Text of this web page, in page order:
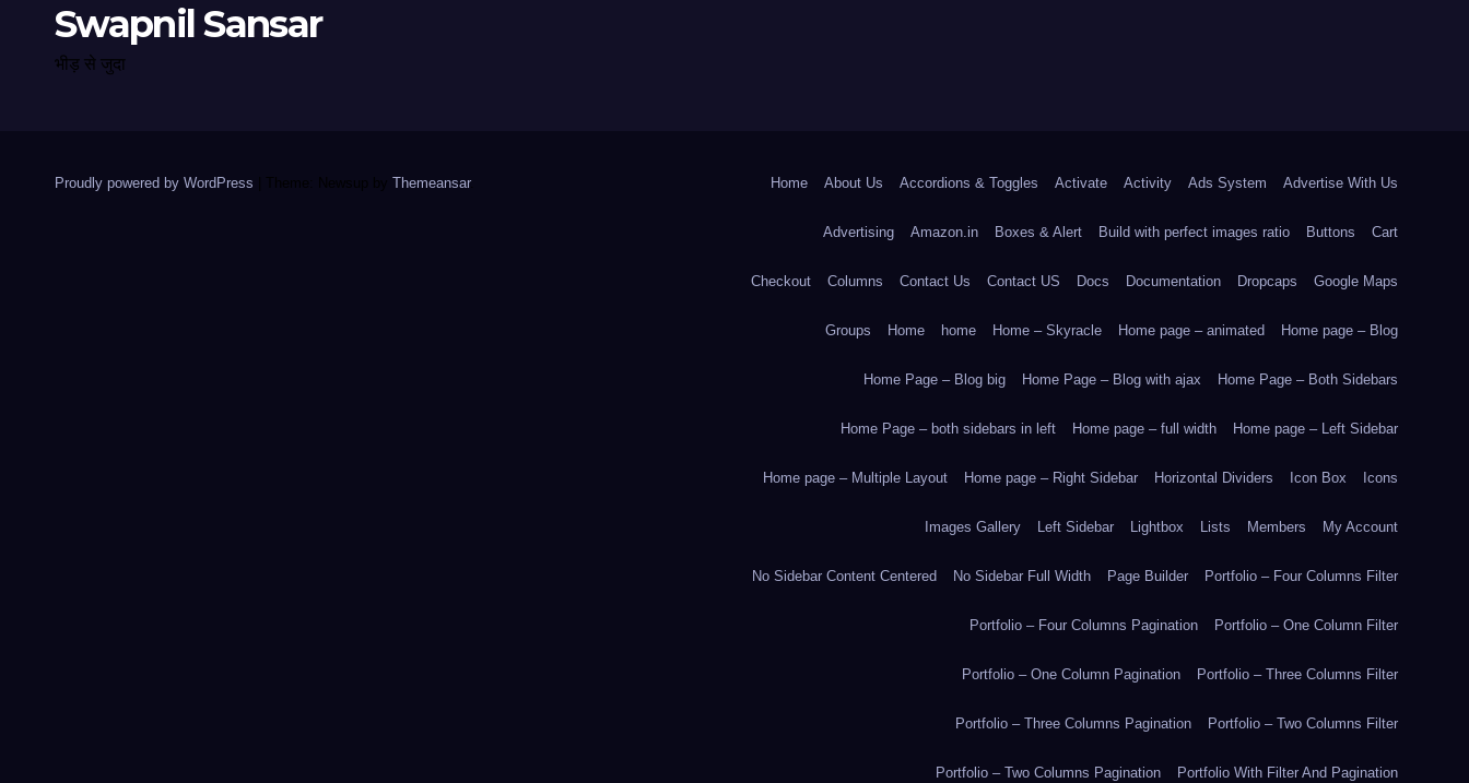
Swapnil Sansar
भीड़ से जुदा
Proudly powered by WordPress Theme: Newsup by Themeansar. Home About Us Accordions & Toggles Activate Activity Ads System Advertise With Us
Advertising Amazon.in Boxes & Alert Build with perfect images ratio Buttons Cart
Checkout Columns Contact Us Contact US Docs Documentation Dropcaps Google Maps
Groups Home home Home – Skyracle Home page – animated Home page – Blog
Home Page – Blog big Home Page – Blog with ajax Home Page – Both Sidebars
Home Page – both sidebars in left Home page – full width Home page – Left Sidebar
Home page – Multiple Layout Home page – Right Sidebar Horizontal Dividers Icon Box Icons
Images Gallery Left Sidebar Lightbox Lists Members My Account
No Sidebar Content Centered No Sidebar Full Width Page Builder Portfolio – Four Columns Filter
Portfolio – Four Columns Pagination Portfolio – One Column Filter
Portfolio – One Column Pagination Portfolio – Three Columns Filter
Portfolio – Three Columns Pagination Portfolio – Two Columns Filter
Portfolio – Two Columns Pagination Portfolio With Filter And Pagination